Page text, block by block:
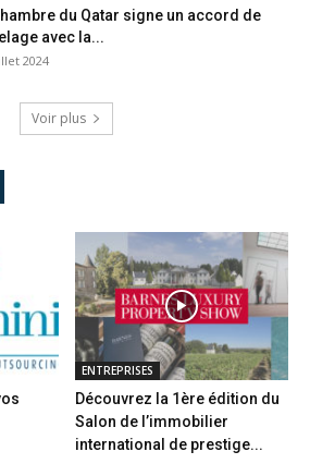
du Qatar signe un accord de
avec la...
2024
Voir plus
ENTREPRISES
Découvrez la 1ère édition du
Salon de l’immobilier
international de prestige...